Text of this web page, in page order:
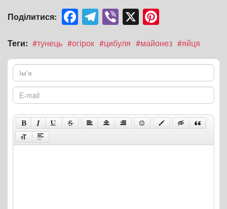
Поділитися: FacebookTelegramViber X
Теги: #тунець #огірок #цибуля #майонез #яйця